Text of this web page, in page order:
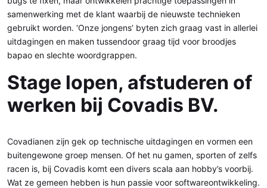
samenwerking met de klant waarbij de nieuwste technieken
gebruikt worden. ‘Onze jongens’ byten zich graag vast in allerlei
uitdagingen en maken tussendoor graag tijd voor broodjes
bapao en slechte woordgrappen.
Stage lopen, afstuderen of
werken bij Covadis BV.
Covadianen zijn gek op technische uitdagingen en vormen een
buitengewone groep mensen. Of het nu gamen, sporten of zelfs
racen is, bij Covadis komt een divers scala aan hobby’s voorbij.
Wat ze gemeen hebben is hun passie voor softwareontwikkeling.